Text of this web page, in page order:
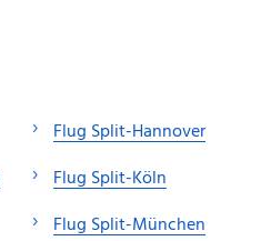
Flug Split-Hannover
Flug Split-Köln
Flug Split-München